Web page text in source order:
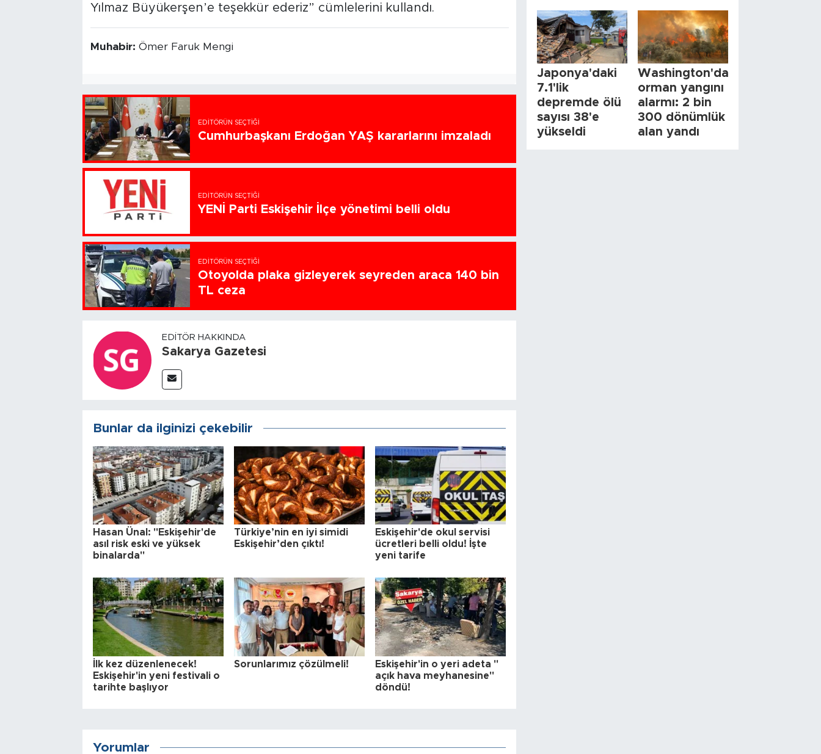
Yılmaz Büyükerşen’e teşekkür ederiz” cümlelerini kullandı.
Muhabir: Ömer Faruk Mengi
EDITÖRÜN SEÇTIĞI
Cumhurbaşkanı Erdoğan YAŞ kararlarını imzaladı
EDITÖRÜN SEÇTIĞI
YENİ Parti Eskişehir İlçe yönetimi belli oldu
EDITÖRÜN SEÇTIĞI
Otoyolda plaka gizleyerek seyreden araca 140 bin
TL ceza
EDITÖR HAKKINDA
Sakarya Gazetesi
Bunlar da ilginizi çekebilir
Hasan Ünal: "Eskişehir'de
asıl risk eski ve yüksek
binalarda"
Türkiye’nin en iyi simidi
Eskişehir’den çıktı!
Eskişehir'de okul servisi
ücretleri belli oldu! İşte
yeni tarife
İlk kez düzenlenecek!
Eskişehir'in yeni festivali o
tarihte başlıyor
Sorunlarımız çözülmeli!
Eskişehir'in o yeri adeta "
açık hava meyhanesine"
döndü!
Yorumlar
Japonya'daki
7.1'lik
depremde ölü
sayısı 38'e
yükseldi
Washington'da
orman yangını
alarmı: 2 bin
300 dönümlük
alan yandı